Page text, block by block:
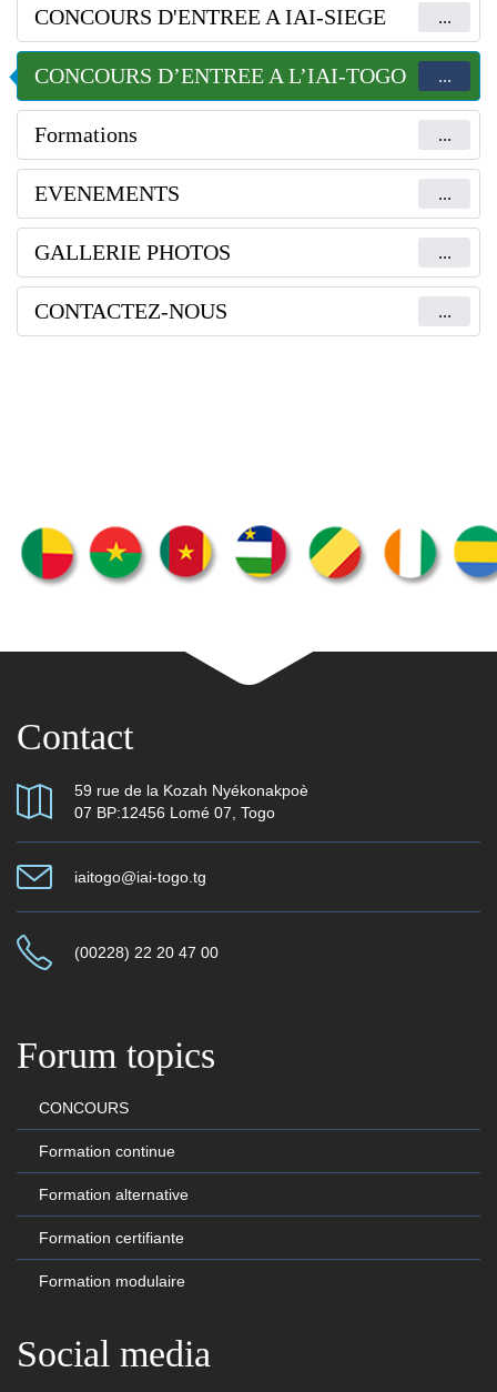
CONCOURS D'ENTREE A IAI-SIEGE ...
CONCOURS D’ENTREE A L’IAI-TOGO ...
Formations ...
EVENEMENTS ...
GALLERIE PHOTOS ...
CONTACTEZ-NOUS ...
Contact
59 rue de la Kozah Nyékonakpoè
07 BP:12456 Lomé 07, Togo
iaitogo@iai-togo.tg
(00228) 22 20 47 00
Forum topics
CONCOURS
Formation continue
Formation alternative
Formation certifiante
Formation modulaire
Social media